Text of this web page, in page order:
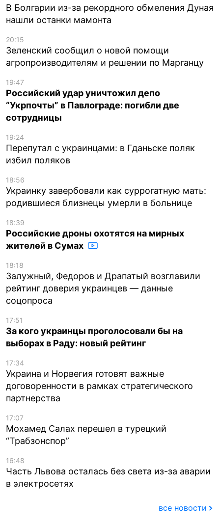
В Болгарии из-за рекордного обмеления Дуная
нашли останки мамонта
20:15
Зеленский сообщил о новой помощи
агропроизводителям и решении по Марганцу
19:47
Российский удар уничтожил депо
“Укрпочты” в Павлограде: погибли две
сотрудницы
19:24
Перепутал с украинцами: в Гданьске поляк
избил поляков
18:56
Украинку завербовали как суррогатную мать:
родившиеся близнецы умерли в больнице
18:39
Российские дроны охотятся на мирных
жителей в Сумах
18:18
Залужный, Федоров и Драпатый возглавили
рейтинг доверия украинцев — данные
соцопроса
17:51
За кого украинцы проголосовали бы на
выборах в Раду: новый рейтинг
17:34
Украина и Норвегия готовят важные
договоренности в рамках стратегического
партнерства
17:07
Мохамед Салах перешел в турецкий
“Трабзонспор”
16:48
Часть Львова осталась без света из-за аварии
в электросетях
все новости